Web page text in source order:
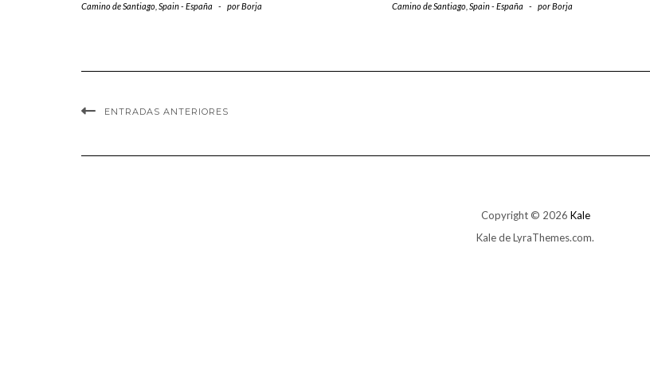
Camino de Santiago Spain - España - porBorja Camino de Santiago Spain - España - porBorja
ENTRADAS ANTERIORES
Copyright © 2026 Kale
Kalede LyraThemes.com.